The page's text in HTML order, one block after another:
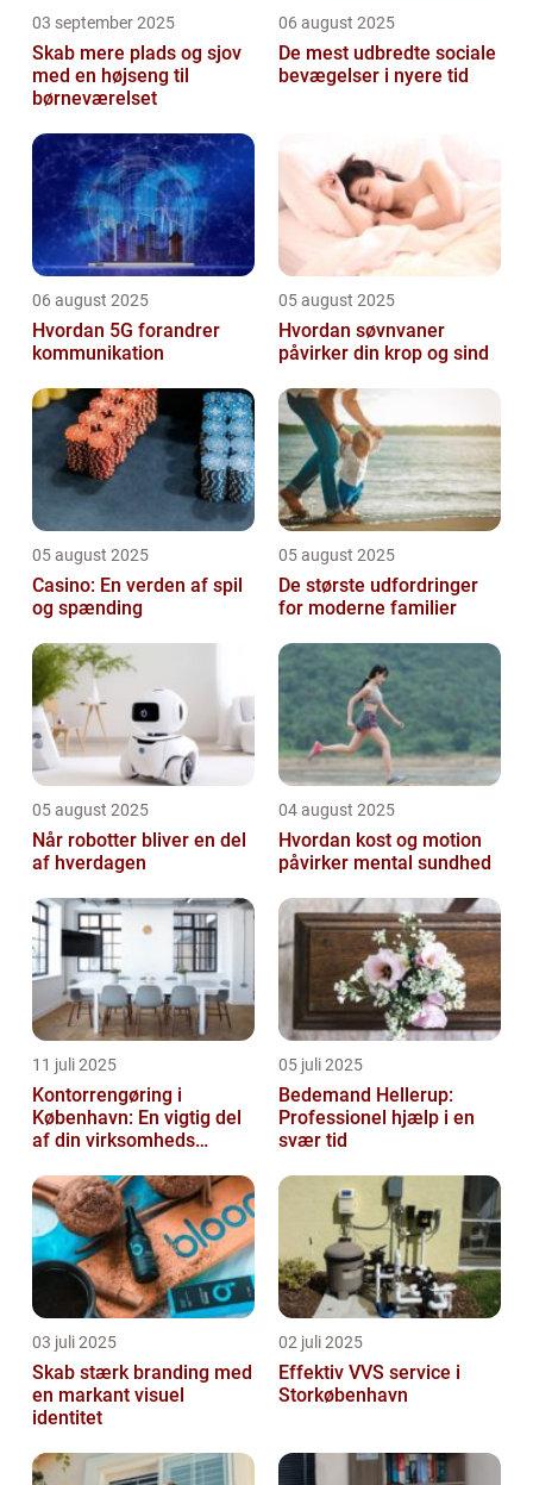
03 september 2025
Skab mere plads og sjov
med en højseng til
børneværelset
06 august 2025
De mest udbredte sociale
bevægelser i nyere tid
06 august 2025
Hvordan 5G forandrer
kommunikation
05 august 2025
Hvordan søvnvaner
påvirker din krop og sind
05 august 2025
Casino: En verden af spil
og spænding
05 august 2025
De største udfordringer
for moderne familier
05 august 2025
Når robotter bliver en del
af hverdagen
04 august 2025
Hvordan kost og motion
påvirker mental sundhed
11 juli 2025
Kontorrengøring i
København: En vigtig del
af din virksomheds
05 juli 2025
Bedemand Hellerup:
Professionel hjælp i en
svær tid
03 juli 2025
Skab stærk branding med
en markant visuel
identitet
02 juli 2025
Effektiv VVS service i
Storkøbenhavn